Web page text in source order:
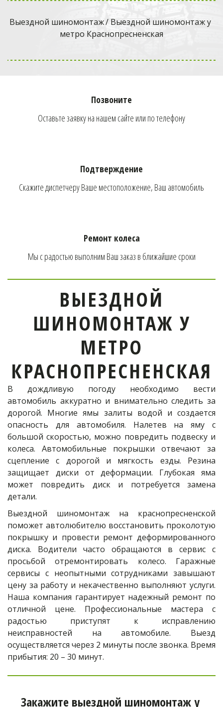
Мобильный
Краснопресненская!
Телефон оператора:
ОФОРМИТЬ ЗАКАЗ
Выездной шиномонтаж / Выездной шиномонтаж у
метро Краснопресненская
Позвоните
Оставьте заявку на нашем сайте или по телефону
Подтверждение
Скажите диспетчеру Ваше местоположение, Ваш автомобиль
Ремонт колеса
Мы с радостью выполним Ваш заказ в ближайшие сроки
ВЫЕЗДНОЙ
ШИНОМОНТАЖ У
МЕТРО
КРАСНОПРЕСНЕНСКАЯ
В дождливую погоду необходимо вести
автомобиль аккуратно и внимательно следить за
дорогой. Многие ямы залиты водой и создается
опасность для автомобиля. Налетев на яму с
большой скоростью, можно повредить подвеску и
колеса. Автомобильные покрышки отвечают за
сцепление с дорогой и мягкость езды. Резина
защищает диски от деформации. Глубокая яма
может повредить диск и потребуется замена
детали.
Выездной шиномонтаж на краснопресненской
поможет автолюбителю восстановить проколотую
покрышку и провести ремонт деформированного
диска. Водители часто обращаются в сервис с
просьбой отремонтировать колесо. Гаражные
сервисы с неопытными сотрудниками завышают
цену за работу и некачественно выполняют услуги.
Наша компания гарантирует надежный ремонт по
отличной цене. Профессиональные мастера с
радостью приступят к исправлению
неисправностей на автомобиле. Выезд
осуществляется через 2 минуты после звонка. Время
прибытия: 20 – 30 минут.
Закажите выездной шиномонтаж у